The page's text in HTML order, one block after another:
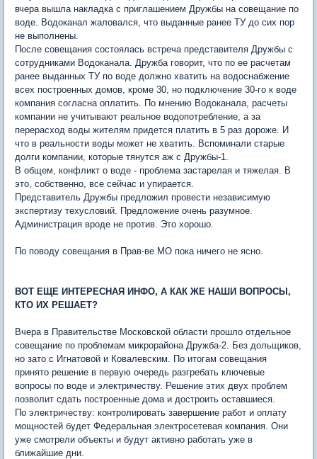
вчера вышла накладка с приглашением Дружбы на совещание по
воде. Водоканал жаловался, что выданные ранее ТУ до сих пор
не выполнены.
После совещания состоялась встреча представителя Дружбы с
сотрудниками Водоканала. Дружба говорит, что по ее расчетам
ранее выданных ТУ по воде должно хватить на водоснабжение
всех построенных домов, кроме 30, но подключение 30-го к воде
компания согласна оплатить. По мнению Водоканала, расчеты
компании не учитывают реальное водопотребление, а за
перерасход воды жителям придется платить в 5 раз дороже. И
что в реальности воды может не хватить. Вспоминали старые
долги компании, которые тянутся аж с Дружбы-1.
В общем, конфликт о воде - проблема застарелая и тяжелая. В
это, собственно, все сейчас и упирается.
Представитель Дружбы предложил провести независимую
экспертизу техусловий. Предложение очень разумное.
Администрация вроде не против. Это хорошо.
По поводу совещания в Прав-ве МО пока ничего не ясно.
ВОТ ЕЩЕ ИНТЕРЕСНАЯ ИНФО, А КАК ЖЕ НАШИ ВОПРОСЫ,
КТО ИХ РЕШАЕТ?
Вчера в Правительстве Московской области прошло отдельное
совещание по проблемам микрорайона Дружба-2. Без дольщиков,
но зато с Игнатовой и Ковалевским. По итогам совещания
принято решение в первую очередь разгребать ключевые
вопросы по воде и электричеству. Решение этих двух проблем
позволит сдать построенные дома и достроить оставшиеся.
По электричеству: контролировать завершение работ и оплату
мощностей будет Федеральная электросетевая компания. Они
уже смотрели объекты и будут активно работать уже в
ближайшие дни.